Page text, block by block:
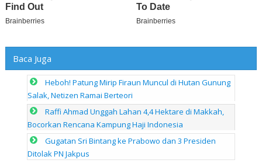
Baca Juga
Heboh! Patung Mirip Firaun Muncul di Hutan Gunung
Salak, Netizen Ramai Berteori
Raffi Ahmad Unggah Lahan 4,4 Hektare di Makkah,
Bocorkan Rencana Kampung Haji Indonesia
Gugatan Sri Bintang ke Prabowo dan 3 Presiden
Ditolak PN Jakpus